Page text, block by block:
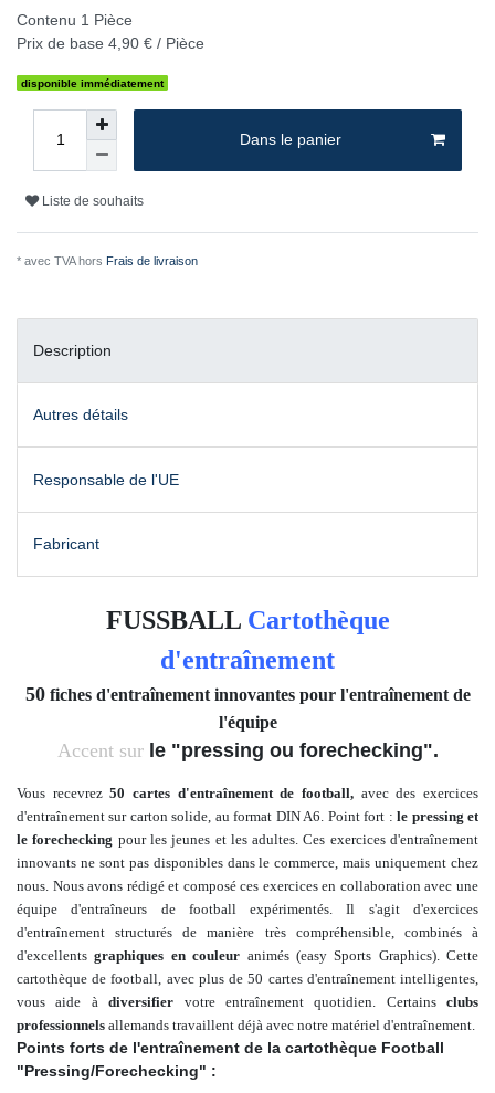
Contenu 1 Pièce
Prix de base 4,90 € / Pièce
disponible immédiatement
Dans le panier
Liste de souhaits
* avec TVA hors Frais de livraison
Description
Autres détails
Responsable de l'UE
Fabricant
FUSSBALL Cartothèque
d'entraînement
50fiches d'entraînement innovantes pour l'entraînement de
l'équipe
Accent surle "pressing ou forechecking".
Vous recevrez50 cartes d'entraînement de football, avec des exercices
d'entraînement sur carton solide, au format DIN A6. Point fort :le pressing et
le forechecking pour les jeunes et les adultes. Ces exercices d'entraînement
innovants ne sont pas disponibles dans le commerce, mais uniquement chez
nous. Nous avons rédigé et composéces exercices en collaboration avec une
équipe d'entraîneurs de football expérimentés. Il s'agit d'exercices
d'entraînement structurés de manière très compréhensible, combinés à
d'excellentsgraphiques en couleur animés (easy Sports Graphics).Cette
cartothèque de football, avec plus de50 cartes d'entraînement intelligentes,
vous aide àdiversifier votre entraînement quotidien. Certainsclubs
professionnels allemands travaillent déjà avec notre matériel d'entraînement.
Points forts de l'entraînement de la cartothèque Football
"Pressing/Forechecking" :